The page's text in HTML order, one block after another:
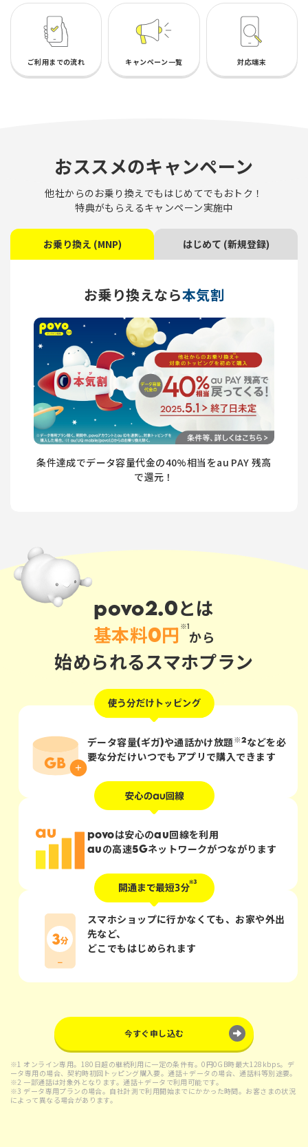
ご利用までの流れ キャンペーン一覧 対応端末
おススメのキャンペーン
他社からのお乗り換えでもはじめてでもおトク！
特典がもらえるキャンペーン実施中
お乗り換え (MNP) はじめて (新規登録)
お乗り換えなら本気割
条件達成でデータ容量代金の40%相当をau PAY 残高
で還元！
povo2.0とは
基本料0円 ※1
から
始められるスマホプラン
データ容量(ギガ)や通話かけ放題 ※2などを必
要な分だけいつでもアプリで購入できます
povoは安心のau回線を利用
auの高速5Gネットワークがつながります
スマホショップに行かなくても、お家や外出
先など、
どこでもはじめられます
今すぐ申し込む
※1 オンライン専用。180日超の継続利用に一定の条件有。0円0GB時最大128kbps。デ
ータ専用の場合、契約時初回トッピング購入要。通話＋データの場合、通話料等別途要。
※2 一部通話は対象外となります。通話＋データで利用可能です。
※3 データ専用プランの場合。自社計測で利用開始までにかかった時間。お客さまの状況
によって異なる場合があります。